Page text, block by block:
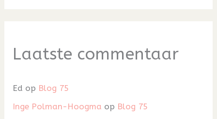
Laatste commentaar
Ed op Blog 75
Inge Polman-Hoogma op Blog 75